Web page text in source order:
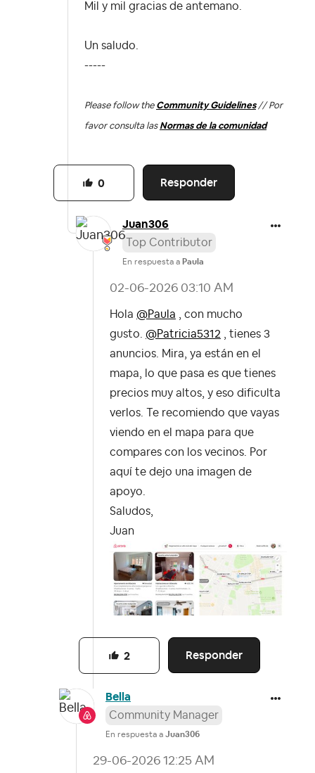
Mil y mil gracias de antemano.
Un saludo.
-----
Please follow the Community Guidelines// Por
favor consulta las Normas de la comunidad
Responder
0
Juan306
Top Contributor
En respuesta a Paula
‎02-06-2026 03:10 AM
Hola @Paula , con mucho
gusto. @Patricia5312 , tienes 3
anuncios. Mira, ya están en el
mapa, lo que pasa es que tienes
precios muy altos, y eso dificulta
verlos. Te recomiendo que vayas
viendo en el mapa para que
compares con los vecinos. Por
aquí te dejo una imagen de
apoyo.
Saludos,
Juan
Responder
2
Bella
Community Manager
En respuesta a Juan306
‎29-06-2026 12:25 AM